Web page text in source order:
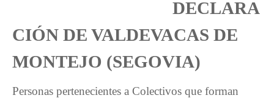
DECLARA
CIÓN DE VALDEVACAS DE
MONTEJO (SEGOVIA)
Personas pertenecientes a Colectivos que forman